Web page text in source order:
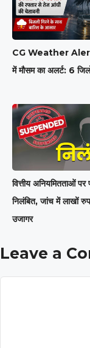
CG Weather Alert
में मौसम का अलर्ट: 6
वित्तीय अनियमितताओं
निलंबित, जांच में लाखों
उजागर
Leave a